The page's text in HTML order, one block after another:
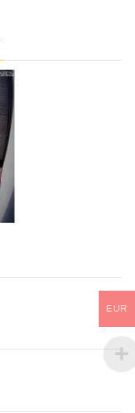
EUR